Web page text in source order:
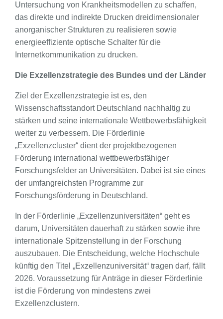
Untersuchung von Krankheitsmodellen zu schaffen,
das direkte und indirekte Drucken dreidimensionaler
anorganischer Strukturen zu realisieren sowie
energieeffiziente optische Schalter für die
Internetkommunikation zu drucken.
Die Exzellenzstrategie des Bundes und der Länder
Ziel der Exzellenzstrategie ist es, den
Wissenschaftsstandort Deutschland nachhaltig zu
stärken und seine internationale Wettbewerbsfähigkeit
weiter zu verbessern. Die Förderlinie
„Exzellenzcluster“ dient der projektbezogenen
Förderung international wettbewerbsfähiger
Forschungsfelder an Universitäten. Dabei ist sie eines
der umfangreichsten Programme zur
Forschungsförderung in Deutschland.
In der Förderlinie „Exzellenzuniversitäten“ geht es
darum, Universitäten dauerhaft zu stärken sowie ihre
internationale Spitzenstellung in der Forschung
auszubauen. Die Entscheidung, welche Hochschule
künftig den Titel „Exzellenzuniversität“ tragen darf, fällt
2026. Voraussetzung für Anträge in dieser Förderlinie
ist die Förderung von mindestens zwei
Exzellenzclustern.